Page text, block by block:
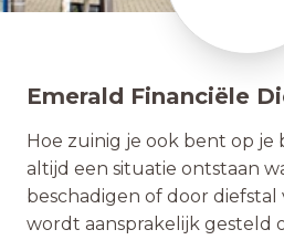
Emerald Financiële
Hoe zuinig je ook bent op je
altijd een situatie ontstaan
beschadigen of door diefstal
wordt aansprakelijk gesteld